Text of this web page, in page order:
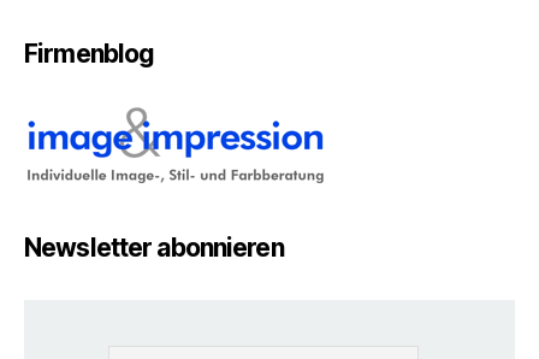
Firmenblog
Newsletter abonnieren